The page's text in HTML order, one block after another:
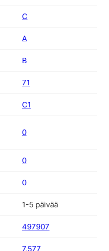
C
A
B
71
C1
0
0
0
1-5 päivää
497907
7,577